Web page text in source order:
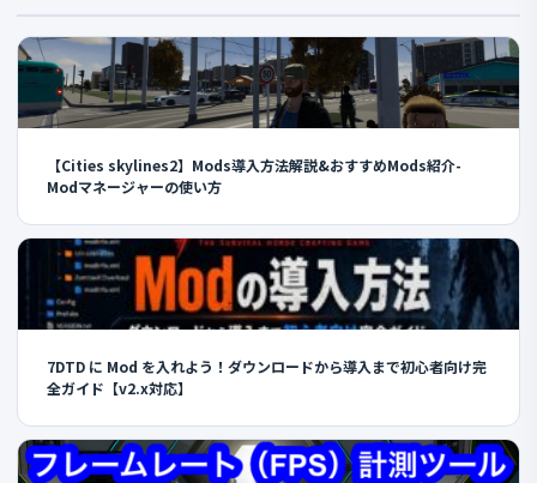
【Cities skylines2】Mods導入方法解説&おすすめMods紹介-
Modマネージャーの使い方
7DTD に Mod を入れよう！ダウンロードから導入まで初心者向け完
全ガイド【v2.x対応】